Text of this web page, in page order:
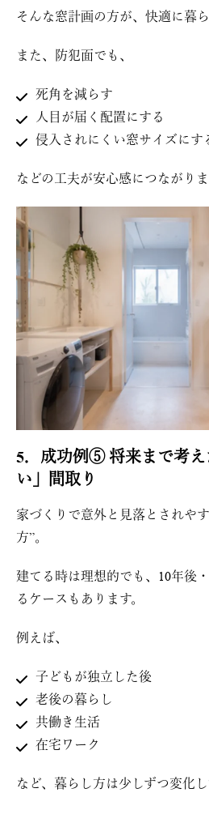
そんな窓計画の方が、快適に暮ら
また、防犯面でも、
死角を減らす
人目が届く配置にする
侵入されにくい窓サイズにす
などの工夫が安心感につながりま
5．成功例⑤ 将来まで考え
い」間取り
家づくりで意外と見落とされや
方”。
建てる時は理想的でも、10年後
るケースもあります。
例えば、
子どもが独立した後
老後の暮らし
共働き生活
在宅ワーク
など、暮らし方は少しずつ変化し